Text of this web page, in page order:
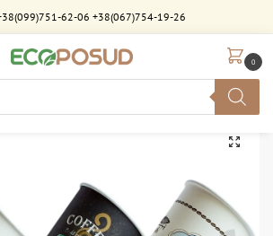
62-06 +38(067)754-19-26
0
Бумажные однослойные стаканы с брендированием